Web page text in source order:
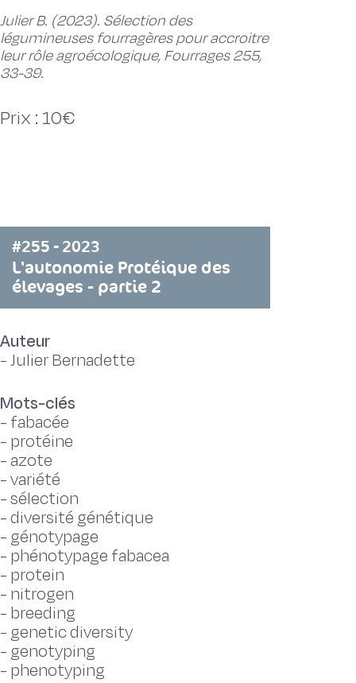
Julier B. (2023). Sélection des
légumineuses fourragères pour accroitre
leur rôle agroécologique, Fourrages 255,
33-39.
Prix : 10€
#255 - 2023
L'autonomie Protéique des
élevages - partie 2
Auteur
-Julier Bernadette
Mots-clés
- fabacée
- protéine
- azote
-variété
-sélection
-diversité génétique
- génotypage
- phénotypage fabacea
- protein
- nitrogen
- breeding
- genetic diversity
- genotyping
- phenotyping